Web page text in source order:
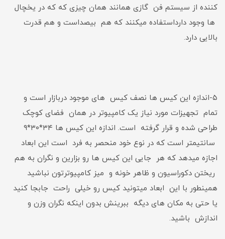
کننده از سیستم فن گازی همانند همان چیزی که که در یخچال
ها وجود دارداستفاده میکنند که هم بیصداست و هم قدرت
بالایی دارد.
۵-اندازه این کیس ها نصف کیس های موجود دربازار است و
تمام تجهیزات مورد نیاز یک کامپیوتر در همان فضای کوچک
طراحی شده و قرار گرفته است. اندازه این کیس ها ۳۴*۳۰*۹
سانتیمتر است که در نوع خود منحصر به فرد است این ابعاد
اجازه میدهد که هر جایی این کیس ها رو بزارین و نگران به هم
ریختن دکوراسیون و ظاهر خونه و میز کامپیوترتون نباشید
همینطور با این ابعاد میتونید کیس رو خیلی راحت جابجا کنید
یا حتی به مکان های دیگه ببرینش بدون اینکه نگران وزن و
اندازش باشید.